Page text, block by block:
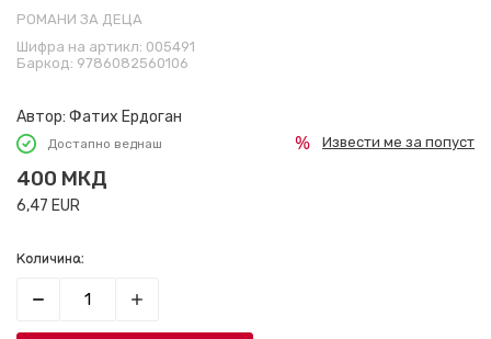
РОМАНИ ЗА ДЕЦА
Шифра на артикл: 005491
Баркод: 9786082560106
Автор: Фатих Ердоган
Достапно веднаш
400 МКД
6,47 EUR
Извести ме за попуст
Количина: